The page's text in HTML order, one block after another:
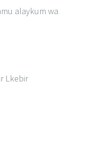
alaykum wa
Lkebir